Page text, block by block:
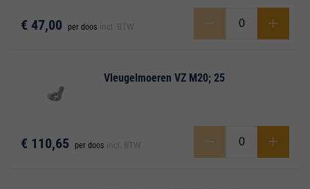
€ 47,00 per doos incl. BTW
Vleugelmoeren VZ M20; 25
€ 110,65 per doos incl. BTW